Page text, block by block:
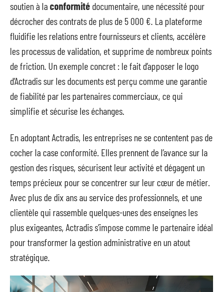
soutien à laconformité documentaire, une nécessité pour
décrocher des contrats de plus de 5 000 €. La plateforme
fluidifie les relations entre fournisseurs et clients, accélère
les processus de validation, et supprime de nombreux points
de friction. Un exemple concret : le fait d’apposer le logo
d’Actradis sur les documents est perçu comme une garantie
de fiabilité par les partenaires commerciaux, ce qui
simplifie et sécurise les échanges.
En adoptant Actradis, les entreprises ne se contentent pas de
cocher la case conformité. Elles prennent de l’avance sur la
gestion des risques, sécurisent leur activité et dégagent un
temps précieux pour se concentrer sur leur cœur de métier.
Avec plus de dix ans au service des professionnels, et une
clientèle qui rassemble quelques-unes des enseignes les
plus exigeantes, Actradis s’impose comme le partenaire idéal
pour transformer la gestion administrative en un atout
stratégique.